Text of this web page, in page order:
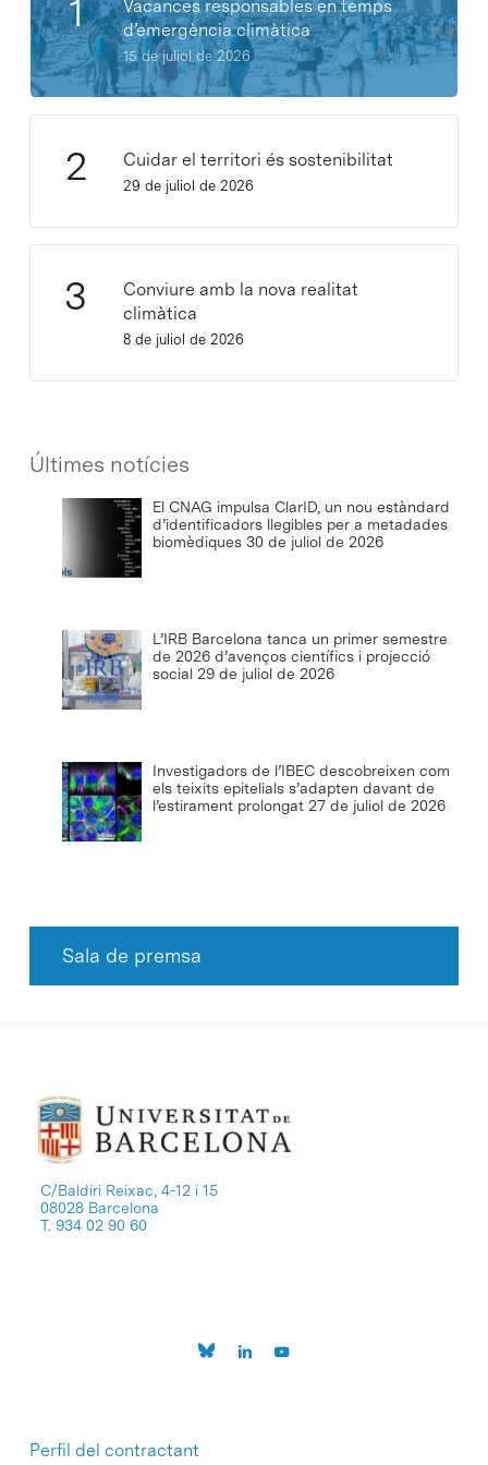
Vacances responsables en temps
d’emergència climàtica
15 de juliol de 2026
Cuidar el territori és sostenibilitat
29 de juliol de 2026
Conviure amb la nova realitat
climàtica
8 de juliol de 2026
Últimes notícies
El CNAG impulsa ClarID, un nou estàndard
d’identificadors llegibles per a metadades
biomèdiques 30 de juliol de 2026
L’IRB Barcelona tanca un primer semestre
de 2026 d’avenços científics i projecció
social 29 de juliol de 2026
Investigadors de l’IBEC descobreixen com
els teixits epitelials s’adapten davant de
l’estirament prolongat 27 de juliol de 2026
Sala de premsa
C/Baldiri Reixac, 4-12 i 15
08028 Barcelona
T. 934 02 90 60
Perfil del contractant